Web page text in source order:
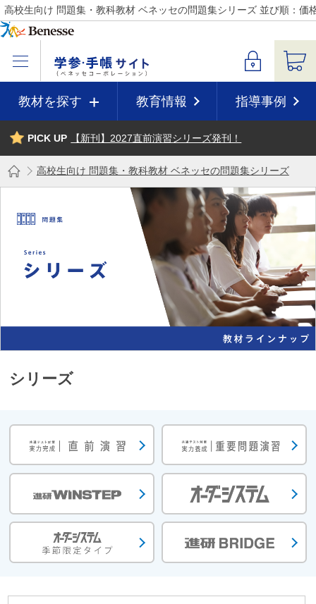
高校生向け 問題集・教科教材 ベネッセの問題集シリーズ 並び順：価
教材を探す 教育情報 指導事例
PICK UP 【新刊】2027直前演習シリーズ発刊！
高校生向け 問題集・教科教材 ベネッセの問題集シリーズ
シリーズ